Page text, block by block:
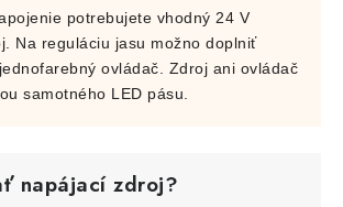
potrebujete vhodný 24 V
Na reguláciu jasu možno doplniť
ovládač. Zdroj ani ovládač
samotného LED pásu.
napájací zdroj?